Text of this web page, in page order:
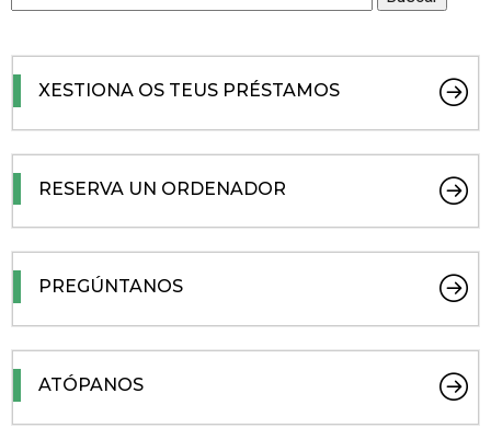
XESTIONA OS TEUS PRÉSTAMOS
RESERVA UN ORDENADOR
PREGÚNTANOS
ATÓPANOS